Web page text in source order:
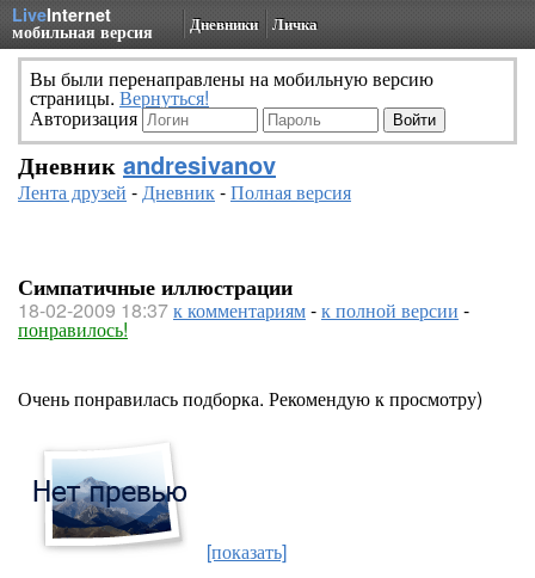
LiveInternet
мобильная версия Дневники Личка
Вы были перенаправлены на мобильную версию
страницы. Вернуться!
Авторизация
Дневник andresivanov
Лента друзей -Дневник-Полная версия
Симпатичные иллюстрации
18-02-2009 18:37к комментариям-к полной версии -
понравилось!
Очень понравилась подборка. Рекомендую к просмотру)
[показать]